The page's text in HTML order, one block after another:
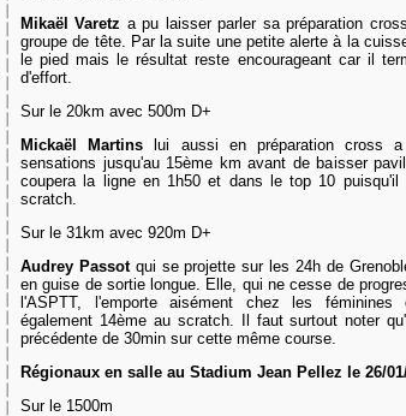
Mikaël Varetz a pu laisser parler sa préparation
groupe de tête. Par la suite une petite alerte à la
le pied mais le résultat reste encourageant car il
d'effort.
Sur le 20km avec 500m D+
Mickaël Martins lui aussi en préparation cross
sensations jusqu'au 15ème km avant de baisser
coupera la ligne en 1h50 et dans le top 10 puisqu'il
scratch.
Sur le 31km avec 920m D+
Audrey Passotqui se projette sur les 24h de
en guise de sortie longue. Elle, qui ne cesse de
l'ASPTT, l'emporte aisément chez les
également 14ème au scratch. Il faut surtout noter
précédente de 30min sur cette même course.
Régionaux en salle au Stadium Jean Pellez le 26/
Sur le 1500m